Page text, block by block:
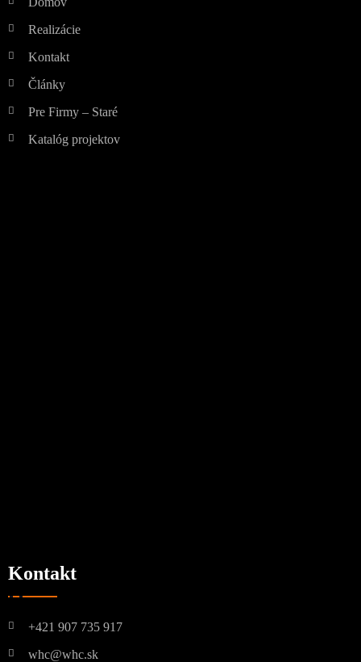
Realizácie
Kontakt
Články
Pre Firmy – Staré
Katalóg projektov
Kontakt
+421 907 735 917
whc@whc.sk